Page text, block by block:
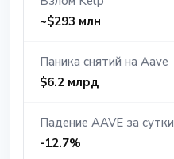
~$293 млн
Паника снятий на Aave
$6.2 млрд
Падение AAVE за сутки
-12.7%